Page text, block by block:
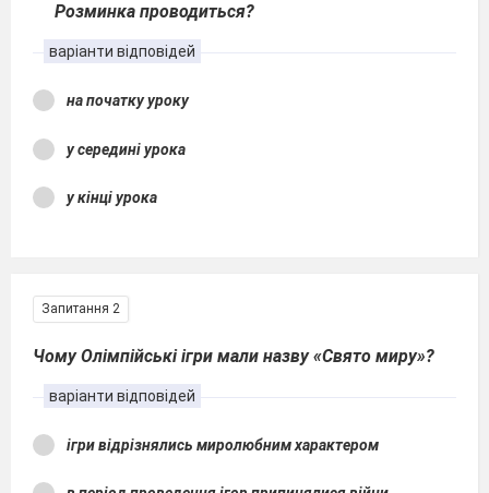
Розминка проводиться?
варіанти відповідей
на початку уроку
у середині урока
у кінці урока
Запитання 2
Чому Олімпійські ігри мали назву «Свято миру»?
варіанти відповідей
ігри відрізнялись миролюбним характером